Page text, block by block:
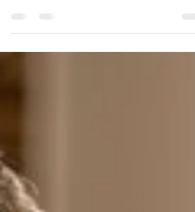
audacieux défi ! Sous l’égide de